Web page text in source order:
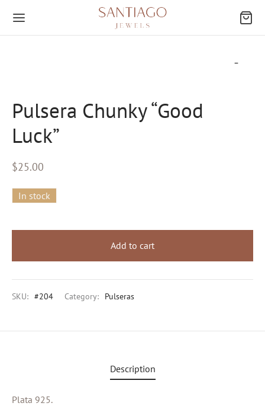
Pulsera Chunky “Good
Luck”
$25.00
In stock
Add to cart
SKU: #204 Category: Pulseras
Description
Plata 925.
Atrás